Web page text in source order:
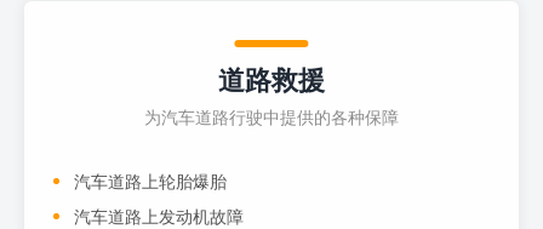
道路救援
为汽车道路行驶中提供的各种保障
汽车道路上轮胎爆胎
汽车道路上发动机故障